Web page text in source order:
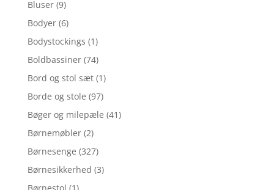
Bluser (9)
Bodyer (6)
Bodystockings (1)
Boldbassiner (74)
Bord og stol sæt (1)
Borde og stole (97)
Bøger og milepæle (41)
Børnemøbler (2)
Børnesenge (327)
Børnesikkerhed (3)
Børnestol (1)